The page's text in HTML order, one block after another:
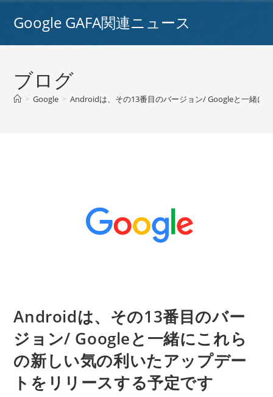
Google GAFA関連ニュース
ブログ
> Google > Androidは、その13番目のバージョン/ Googleと一緒に
Androidは、その13番目のバー
ジョン/ Googleと一緒にこれら
の新しい気の利いたアップデー
トをリリースする予定です